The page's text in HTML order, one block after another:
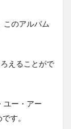
このアルバム
えることがで
ユー・アー
す。